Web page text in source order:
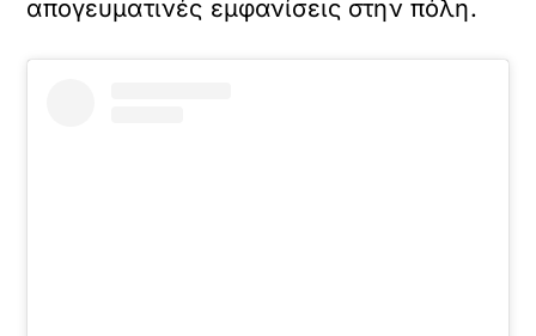
απογευματινές εμφανίσεις στην πόλη.